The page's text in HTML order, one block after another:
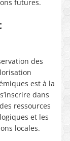
futures.
des
est à la
dans
ressources
et les
locales.